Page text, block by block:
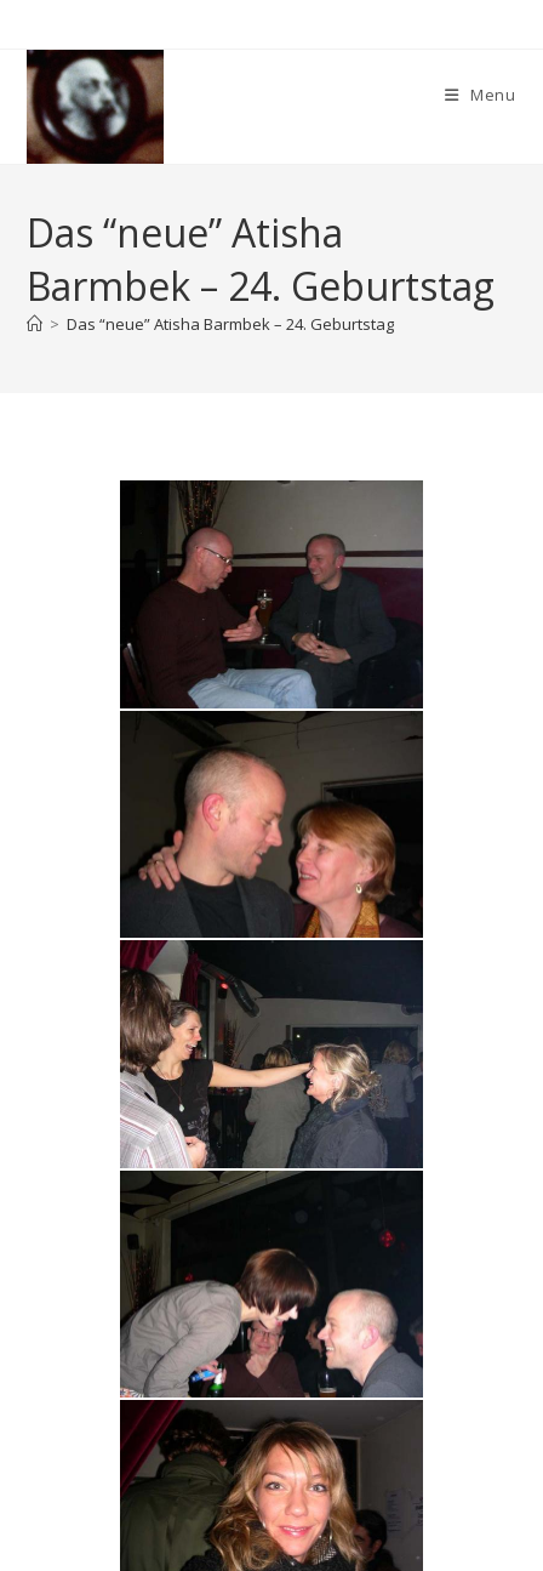
content
Menu
Das “neue” Atisha
Barmbek – 24. Geburtstag
> Das “neue” Atisha Barmbek – 24. Geburtstag